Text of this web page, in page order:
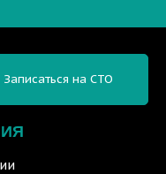
Записаться на СТО